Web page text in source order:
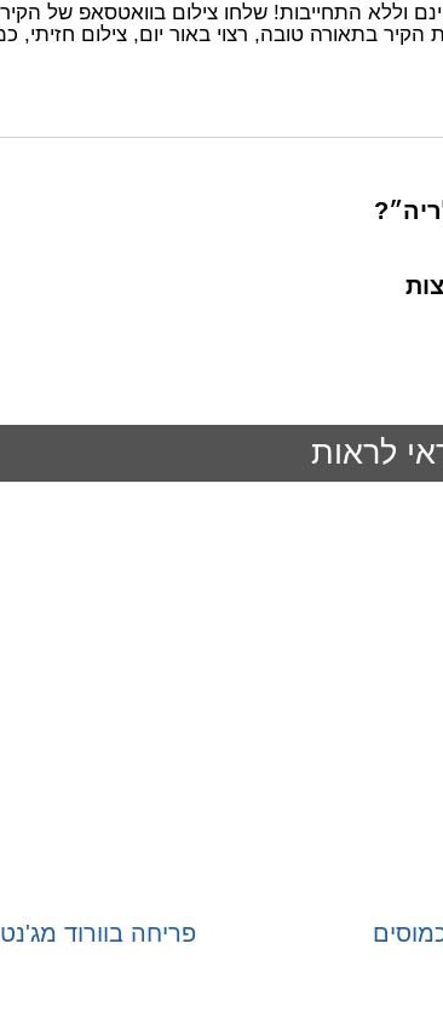
שלחו צילום בוואטסאפ של הקיר שלכם ורשמו 2-3 שמות של ציורים
בתאורה טובה, רצוי באור יום, צילום
לראות
פריחה בוורוד